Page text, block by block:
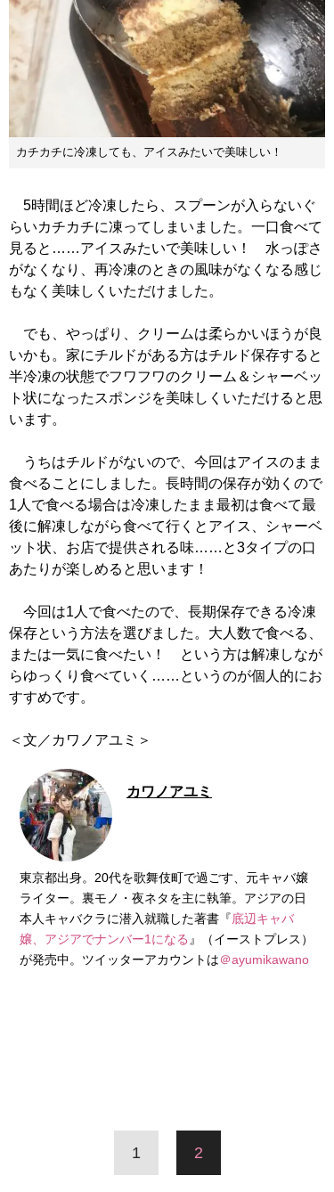
カチカチに冷凍しても、アイスみたいで美味しい！
5時間ほど冷凍したら、スプーンが入らないぐ
らいカチカチに凍ってしまいました。一口食べて
見ると……アイスみたいで美味しい！ 水っぽさ
がなくなり、再冷凍のときの風味がなくなる感じ
もなく美味しくいただけました。
でも、やっぱり、クリームは柔らかいほうが良
いかも。家にチルドがある方はチルド保存すると
半冷凍の状態でフワフワのクリーム＆シャーベッ
ト状になったスポンジを美味しくいただけると思
います。
うちはチルドがないので、今回はアイスのまま
食べることにしました。長時間の保存が効くので
1人で食べる場合は冷凍したまま最初は食べて最
後に解凍しながら食べて行くとアイス、シャーベ
ット状、お店で提供される味……と3タイプの口
あたりが楽しめると思います！
今回は1人で食べたので、長期保存できる冷凍
保存という方法を選びました。大人数で食べる、
または一気に食べたい！ という方は解凍しなが
らゆっくり食べていく……というのが個人的にお
すすめです。
＜文／カワノアユミ＞
カワノアユミ
東京都出身。20代を歌舞伎町で過ごす、元キャバ嬢
ライター。裏モノ・夜ネタを主に執筆。アジアの日
本人キャバクラに潜入就職した著書『底辺キャバ
嬢、アジアでナンバー1になる 』（イーストプレス）
が発売中。ツイッターアカウントは＠ayumikawano
1 2